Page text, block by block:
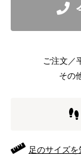
ご注文／
その
足のサイズを